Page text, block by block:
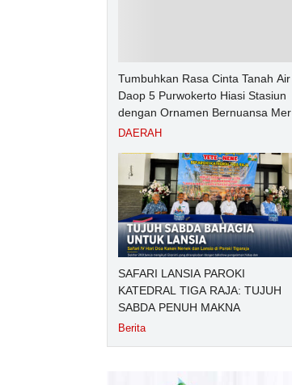
Tumbuhkan Rasa Cinta Tanah Air
Daop 5 Purwokerto Hiasi Stasiun
dengan Ornamen Bernuansa
Putih
DAERAH
SAFARI LANSIA PAROKI
KATEDRAL TIGA RAJA: TUJUH
SABDA PENUH MAKNA
Berita